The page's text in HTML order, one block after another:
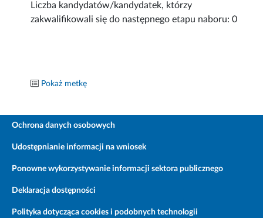
Liczba kandydatów/kandydatek, którzy
zakwalifikowali się do następnego etapu naboru: 0
Pokaż metkę
Ochrona danych osobowych
Udostępnianie informacji na wniosek
Ponowne wykorzystywanie informacji sektora publicznego
Deklaracja dostępności
Polityka dotycząca cookies i podobnych technologii